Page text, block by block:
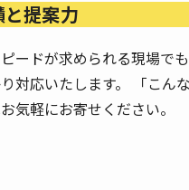
提案力
ードが求められる現場で
対応いたします。 「こん
気軽にお寄せください。